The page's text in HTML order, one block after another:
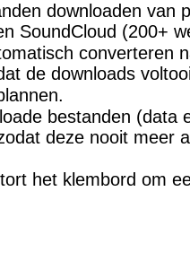
downloaden van
SoundCloud (200+
converteren
de downloads
bestanden (data
deze nooit meer
het klembord om